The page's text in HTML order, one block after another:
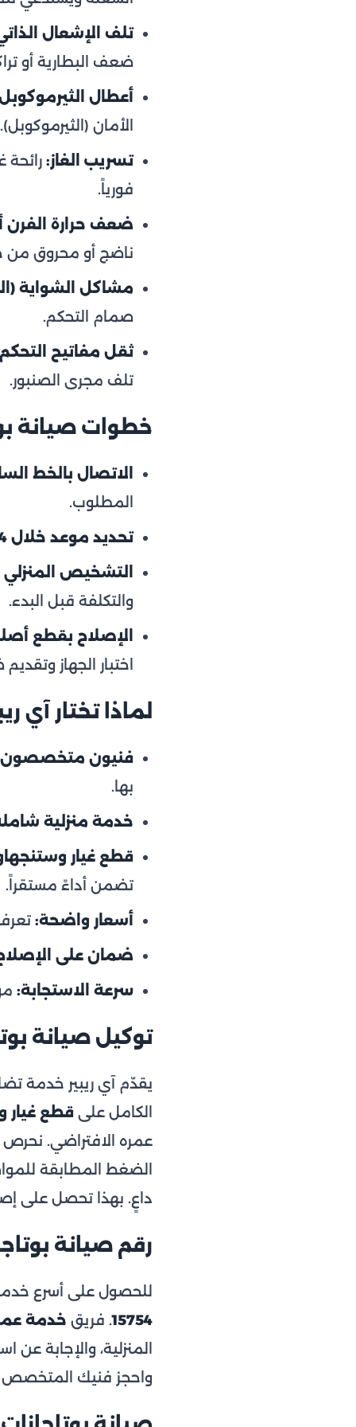
تلف الإشعال
ضعف البطارية أو
أعطال
الأمان (الثيرموكوبل).
تسريب الغاز: رائحة
فورياً.
ضعف حرارة الفرن
ناضج أو محروق من
مشاكل الشواية
صمام التحكم.
ثقل مفاتيح
تلف مجرى الصنبور.
خطوات صيانة
الاتصال بالخط الساخن
المطلوب.
تحديد موعد خلال 24 ساعة:
التشخيص
والتكلفة قبل البدء.
الإصلاح بقطع
اختبار الجهاز
لماذا تختار آي
فنيون
بها.
خدمة منزلية
قطع غيار
تضمن أداءً مستقراً.
أسعار واضحة:
ضمان على
سرعة الاستجابة:
توكيل صيانة
يقدّم آي ريبير خدمة
الكامل على قطع غيار
عمره الافتراضي.
الضغط المطابقة
داعٍ. بهذا تحصل على
رقم صيانة
للحصول على أسرع
15754. فريق خدمة
المنزلية، والإجابة
واحجز فنيك المتخصص